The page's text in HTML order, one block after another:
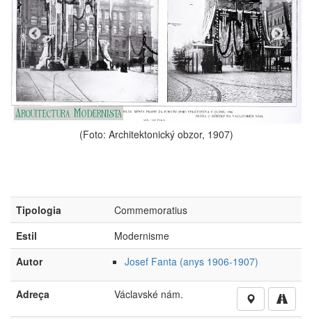
obzor, 1907)
Tipologia
Commemoratius
Estil
Modernisme
Autor
Josef Fanta (anys 1906-1907)